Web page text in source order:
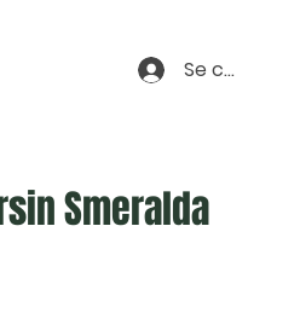
Se connecter
Smeralda